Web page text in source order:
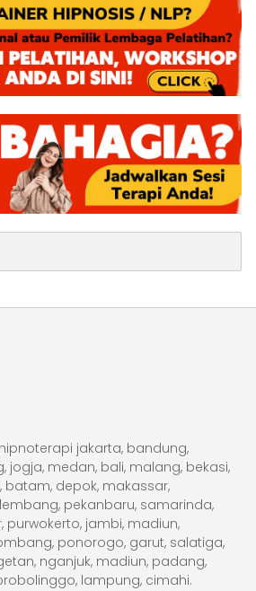
hipnoterapi jakarta, bandung,
jogja, medan, bali, malang, bekasi,
batam, depok, makassar,
pekanbaru, samarinda,
purwokerto, jambi, madiun,
ponorogo, garut, salatiga,
nganjuk, madiun, padang,
lampung, cimahi.